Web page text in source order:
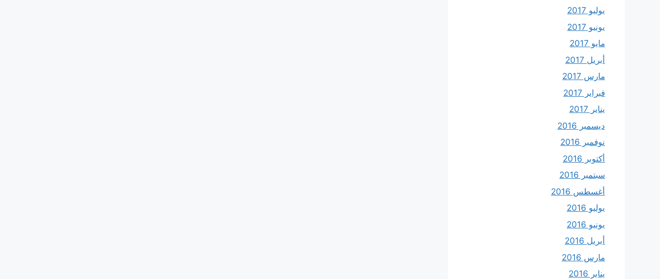
يوليو 2017
يونيو 2017
مايو 2017
أبريل 2017
مارس 2017
فبراير 2017
يناير 2017
ديسمبر 2016
نوفمبر 2016
أكتوبر 2016
سبتمبر 2016
أغسطس 2016
يوليو 2016
يونيو 2016
أبريل 2016
مارس 2016
يناير 2016